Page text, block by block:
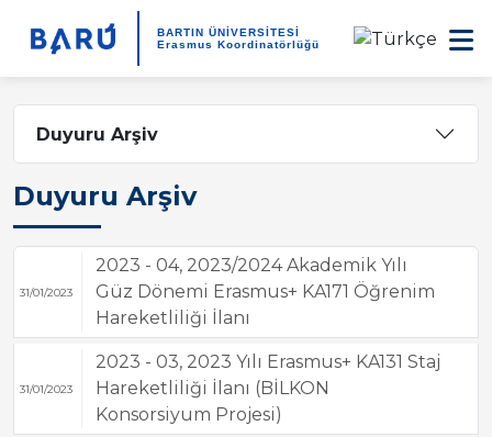
BARTIN ÜNİVERSİTESİ
Erasmus Koordinatörlüğü
Duyuru Arşiv
Duyuru Arşiv
31/01/2023
2023 - 04, 2023/2024 Akademik Yılı
Güz Dönemi Erasmus+ KA171 Öğrenim
Hareketliliği İlanı
31/01/2023
2023 - 03, 2023 Yılı Erasmus+ KA131 Staj
Hareketliliği İlanı (BİLKON
Konsorsiyum Projesi)